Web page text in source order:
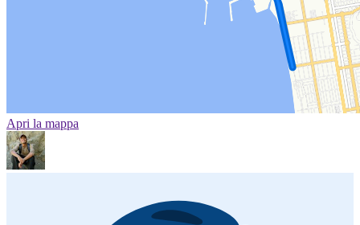
Apri la mappa